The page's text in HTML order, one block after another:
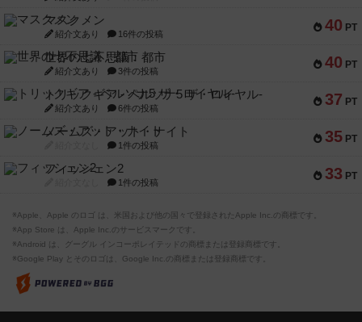
40 PT
マスクメン
紹介文あり 16件の投稿
40 PT
世界の七不思議：都市
紹介文あり 3件の投稿
37 PT
トリックギア - ペルソナ5 ザ・ロイヤル-
紹介文あり 6件の投稿
35 PT
ノームズ・アット・ナイト
1件の投稿
33 PT
フィッシェン2
1件の投稿
※Apple、Apple のロゴ は、米国および他の国々で登録されたApple Inc.の商標です。
※App Store は、Apple Inc.のサービスマークです。
※Android は、グーグル インコーポレイテッドの商標または登録商標です。
※Google Play とそのロゴは、Google Inc.の商標または登録商標です。